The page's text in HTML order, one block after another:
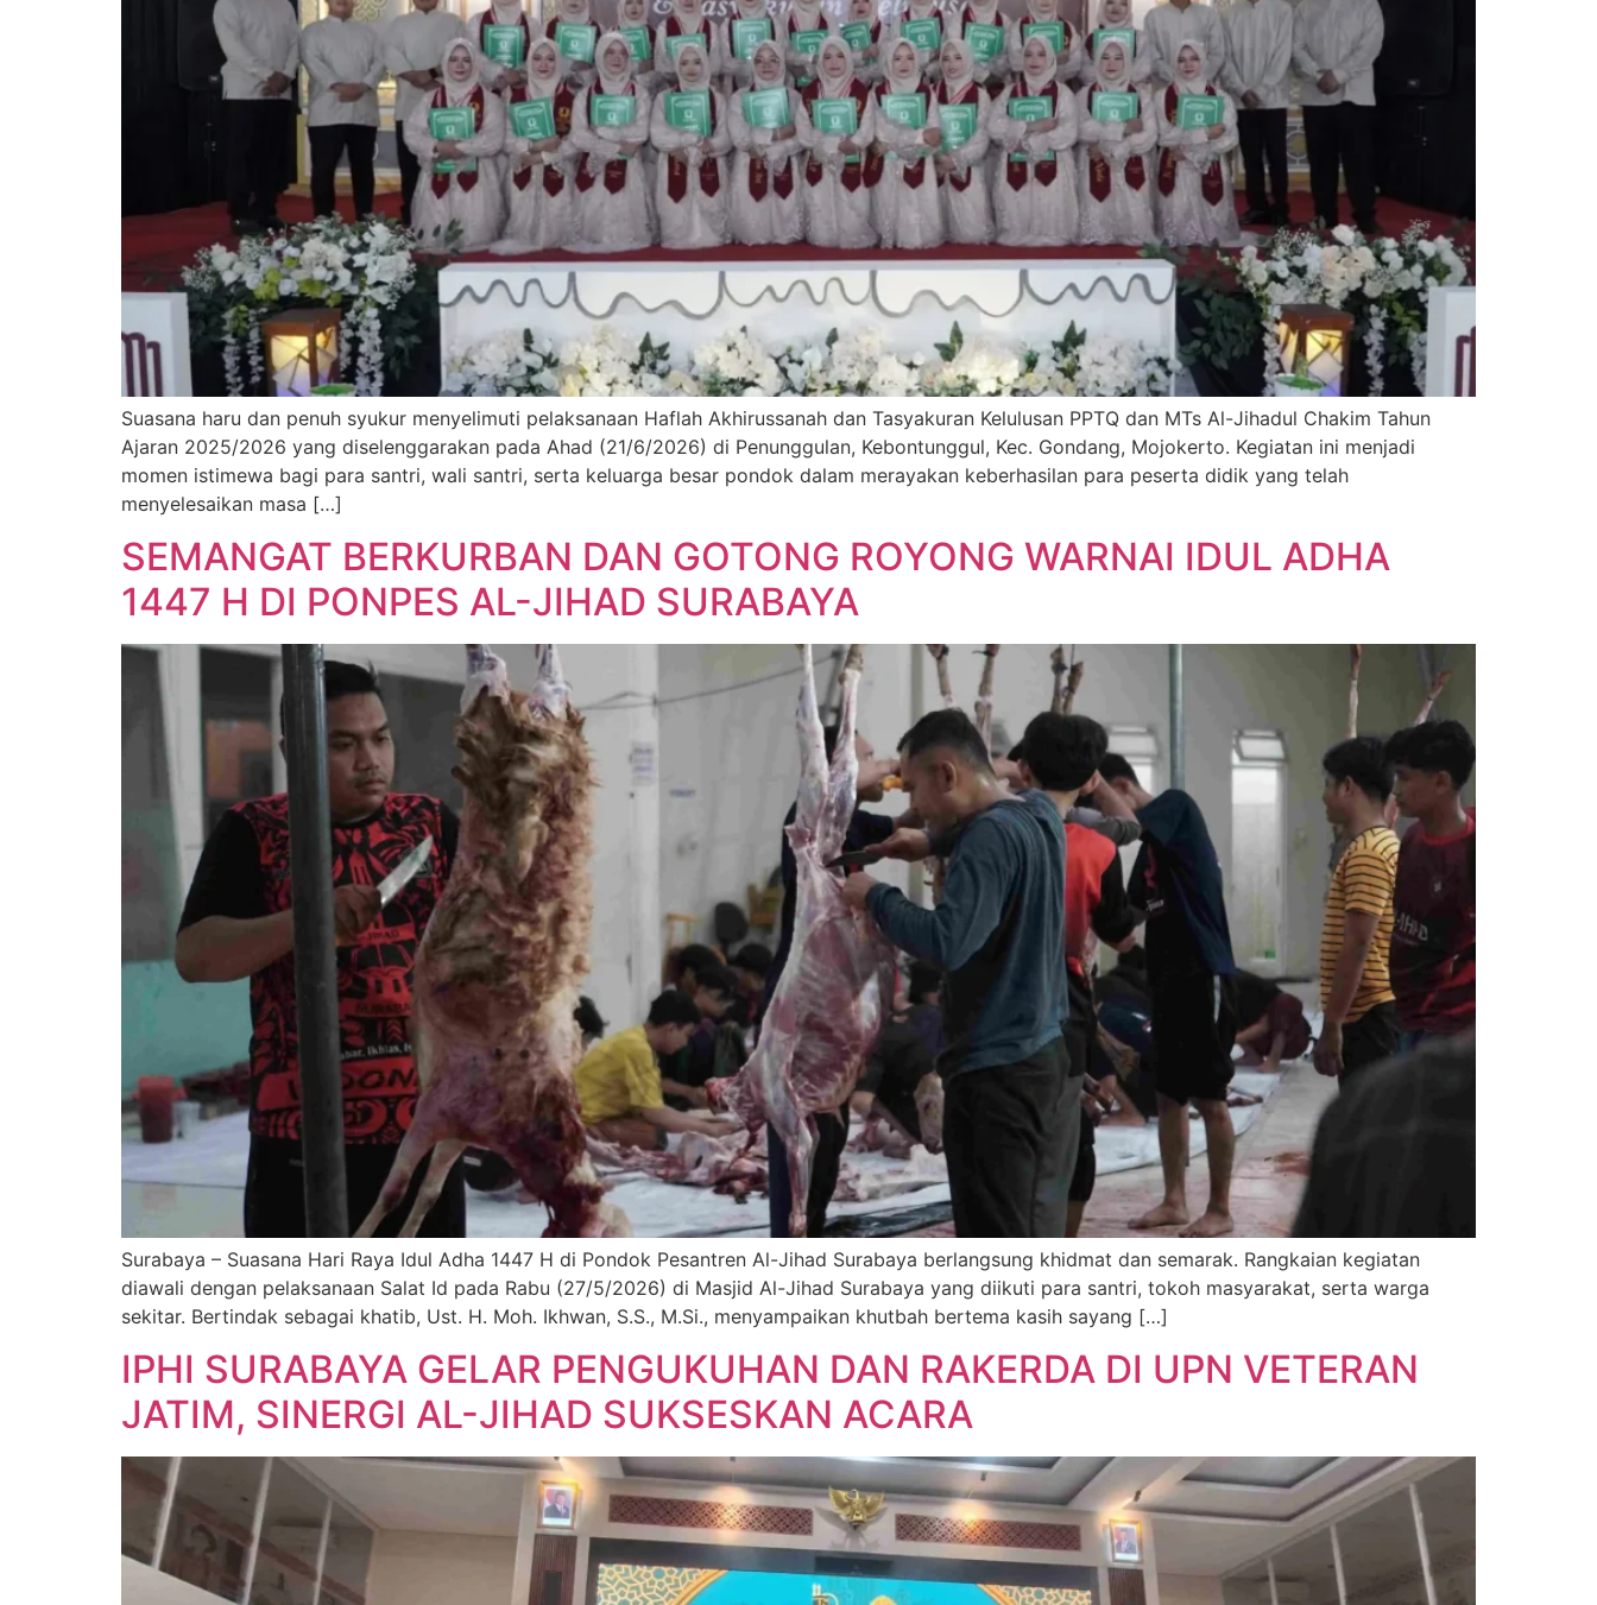
Suasana haru dan penuh syukur menyelimuti pelaksanaan Haflah Akhirussanah dan Tasyakuran Kelulusan PPTQ dan MTs Al-Jihadul Chakim Tahun
Ajaran 2025/2026 yang diselenggarakan pada Ahad (21/6/2026) di Penunggulan, Kebontunggul, Kec. Gondang, Mojokerto. Kegiatan ini menjadi
momen istimewa bagi para santri, wali santri, serta keluarga besar pondok dalam merayakan keberhasilan para peserta didik yang telah
menyelesaikan masa […]
SEMANGAT BERKURBAN DAN GOTONG ROYONG WARNAI IDUL ADHA
1447 H DI PONPES AL-JIHAD SURABAYA
Surabaya – Suasana Hari Raya Idul Adha 1447 H di Pondok Pesantren Al-Jihad Surabaya berlangsung khidmat dan semarak. Rangkaian kegiatan
diawali dengan pelaksanaan Salat Id pada Rabu (27/5/2026) di Masjid Al-Jihad Surabaya yang diikuti para santri, tokoh masyarakat, serta warga
sekitar. Bertindak sebagai khatib, Ust. H. Moh. Ikhwan, S.S., M.Si., menyampaikan khutbah bertema kasih sayang […]
IPHI SURABAYA GELAR PENGUKUHAN DAN RAKERDA DI UPN VETERAN
JATIM, SINERGI AL-JIHAD SUKSESKAN ACARA